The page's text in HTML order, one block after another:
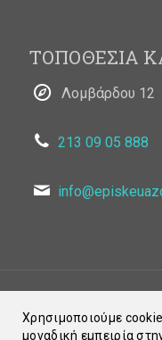
ΤΟΠΟΘΕΣΙΑ
Λομβάρδου 12
213 09 05 888
Χρησιμοποιούμε
μοναδική εμπειρία